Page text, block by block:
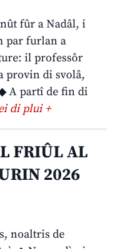
fûr a Nadâl, i
par furlan a
il professôr
provin di svolâ,
A partî de fin di
di plui +
FRIÛL AL
2026
noaltris de